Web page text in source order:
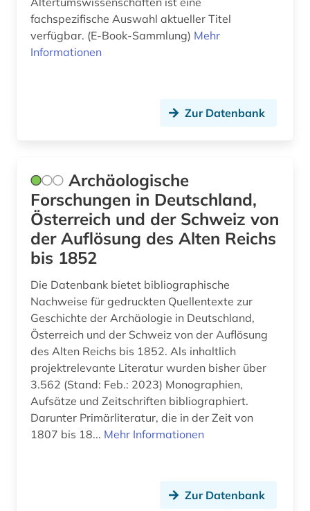
linguistische anthropologie (1)
literatur (6)
mainz (1)
malakologie (1)
malakozoologie (1)
management (1)
martin-von-wagner-museum (1)
maya (1)
medienwissenschaft (1)
medizin (2)
mediävistik (1)
fachspezifische Auswahl aktueller Titel
verfügbar. (E-Book-Sammlung) Mehr
Informationen
Zur Datenbank
Archäologische
Forschungen in Deutschland,
Österreich und der Schweiz von
der Auflösung des Alten Reichs
bis 1852
Die Datenbank bietet bibliographische
Nachweise für gedruckten Quellentexte zur
Geschichte der Archäologie in Deutschland,
Österreich und der Schweiz von der Auflösung
des Alten Reichs bis 1852. Als inhaltlich
projektrelevante Literatur wurden bisher über
3.562 (Stand: Feb.: 2023) Monographien,
Aufsätze und Zeitschriften bibliographiert.
Darunter Primärliteratur, die in der Zeit von
1807 bis 18... Mehr Informationen
Zur Datenbank